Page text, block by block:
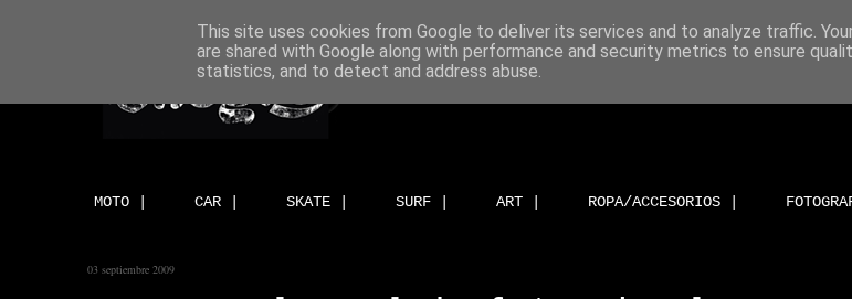
MOTO | CAR | SKATE | SURF | ART | ROPA/ACCESORIOS |
03 septiembre 2009
This site uses cookies from Google to deliver its services and to analyze traffic.
are shared with Google along with performance and security metrics to ensure
statistics, and to detect and address abuse.